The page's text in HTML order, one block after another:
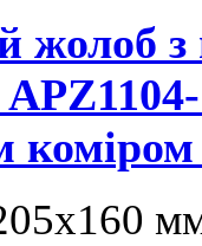
жолоб
коміром